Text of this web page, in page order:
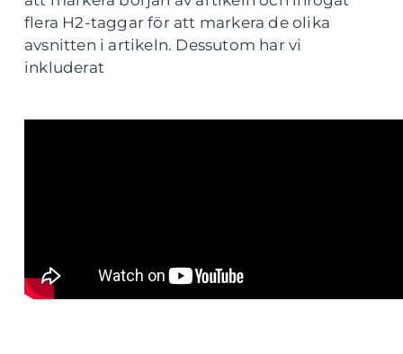
flera H2-taggar för att markera de olika
avsnitten i artikeln. Dessutom har vi
inkluderat